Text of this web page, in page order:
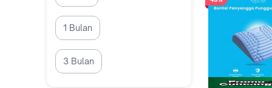
1 Bulan
3 Bulan